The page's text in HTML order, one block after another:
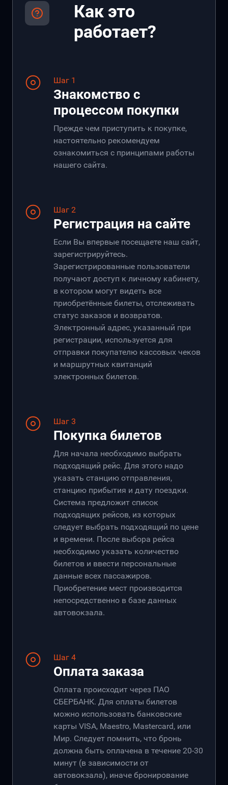
Как это
работает?
Шаг 1
Знакомство с
процессом покупки
Прежде чем приступить к покупке,
настоятельно рекомендуем
ознакомиться с принципами работы
нашего сайта.
Шаг 2
Регистрация на сайте
Если Вы впервые посещаете наш сайт,
зарегистрируйтесь.
Зарегистрированные пользователи
получают доступ к личному кабинету,
в котором могут видеть все
приобретённые билеты, отслеживать
статус заказов и возвратов.
Электронный адрес, указанный при
регистрации, используется для
отправки покупателю кассовых чеков
и маршрутных квитанций
электронных билетов.
Шаг 3
Покупка билетов
Для начала необходимо выбрать
подходящий рейс. Для этого надо
указать станцию отправления,
станцию прибытия и дату поездки.
Система предложит список
подходящих рейсов, из которых
следует выбрать подходящий по цене
и времени. После выбора рейса
необходимо указать количество
билетов и ввести персональные
данные всех пассажиров.
Приобретение мест производится
непосредственно в базе данных
автовокзала.
Шаг 4
Оплата заказа
Оплата происходит через ПАО
СБЕРБАНК. Для оплаты билетов
можно использовать банковские
карты VISA, Maestro, Mastercard, или
Мир. Следует помнить, что бронь
должна быть оплачена в течение 20-30
минут (в зависимости от
автовокзала), иначе бронирование